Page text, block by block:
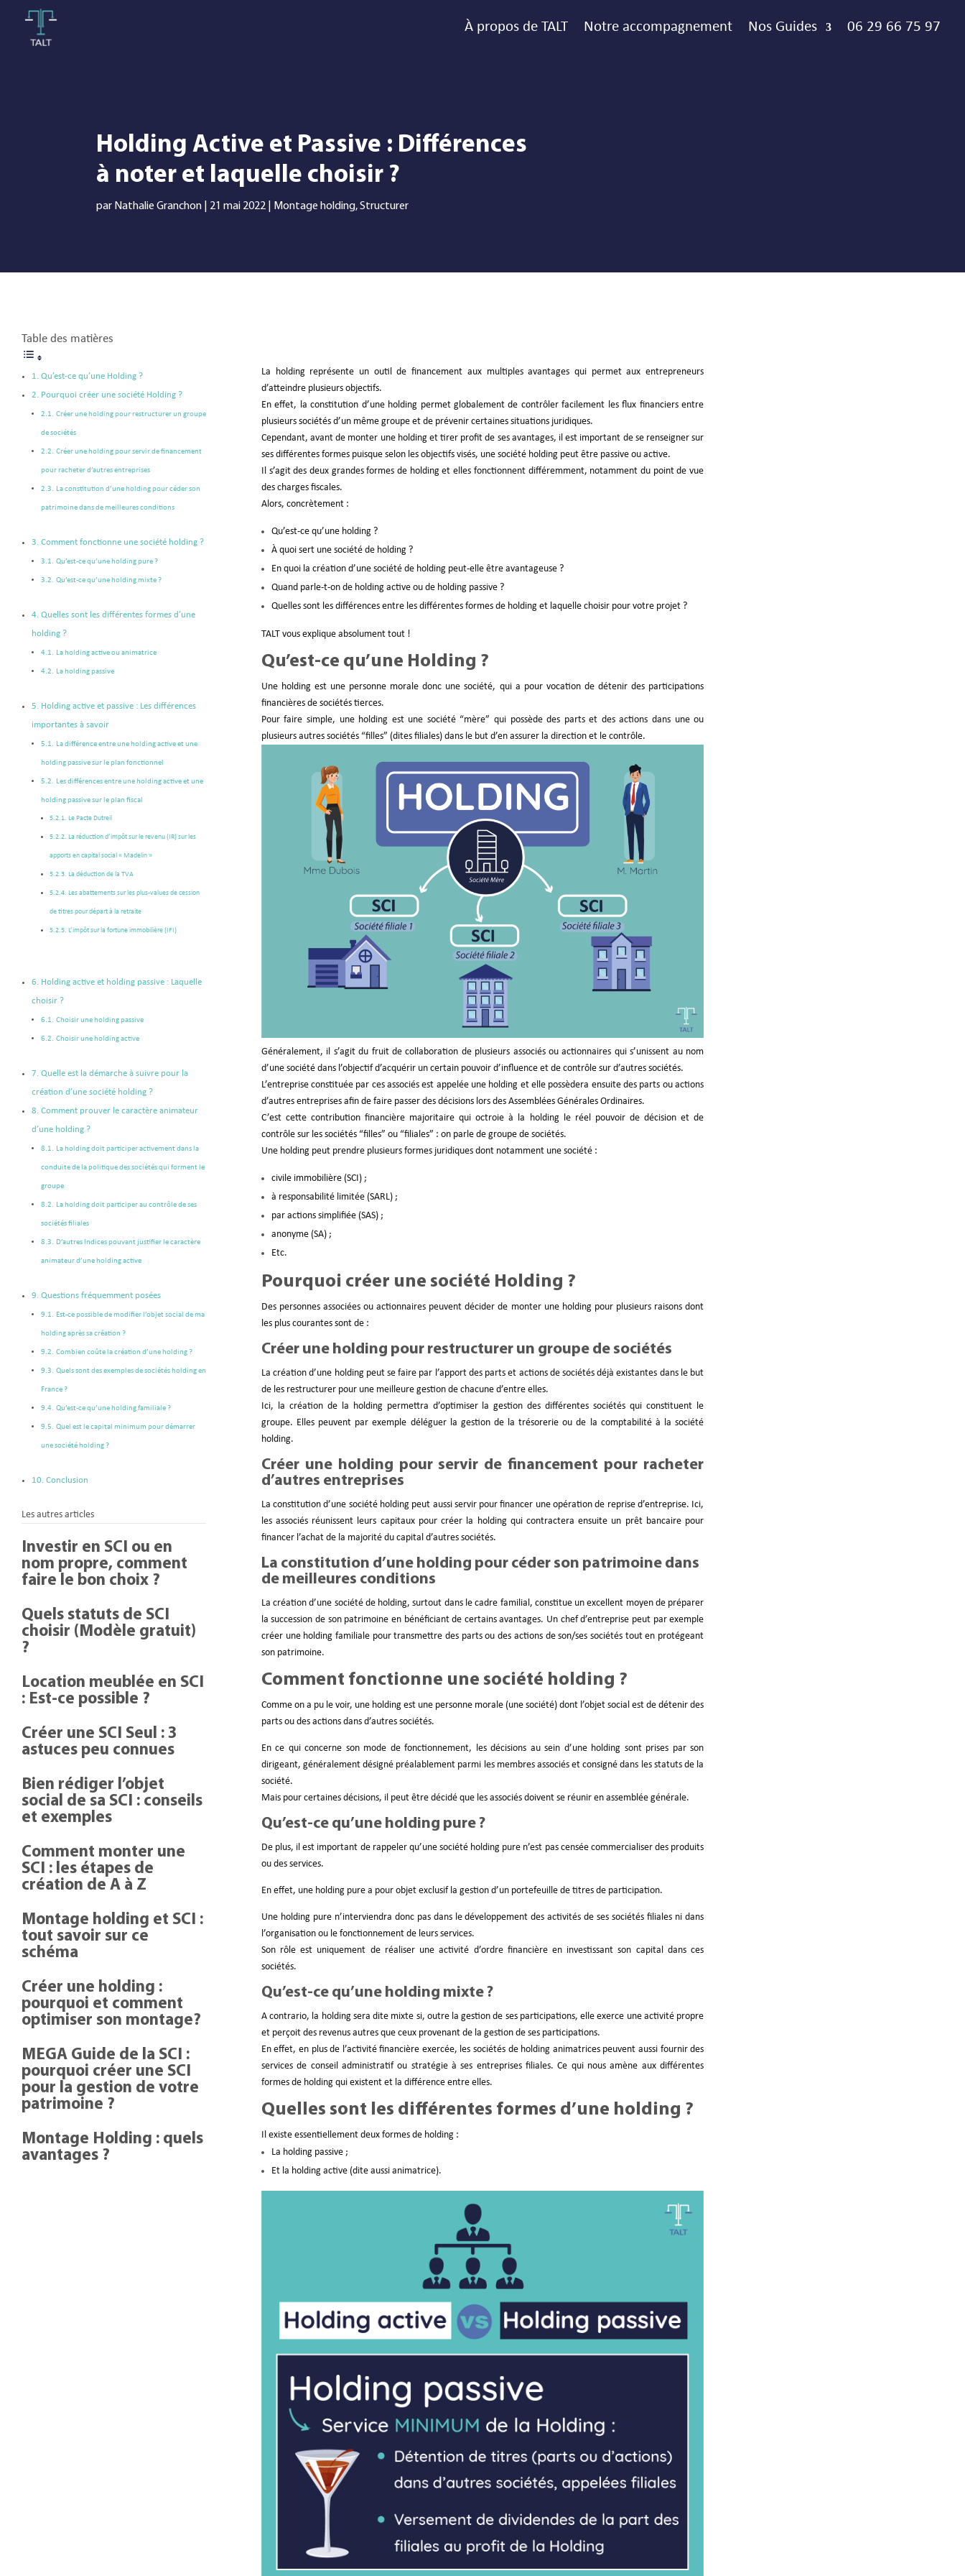
À propos de TALT Notre accompagnement Nos Guides 06 29 66 75 97
Holding Active et Passive : Différences
à noter et laquelle choisir ?
par Nathalie Granchon 21 mai 2022 Montage holding,Structurer
Table des matières
Qu’est-ce qu’une Holding ?
Pourquoi créer une société Holding ?
Créer une holding pour restructurer un groupe
de sociétés
Créer une holding pour servir de financement
pour racheter d’autres entreprises
La constitution d’une holding pour céder son
patrimoine dans de meilleures conditions
Comment fonctionne une société holding ?
Qu’est-ce qu’une holding pure ?
Qu’est-ce qu’une holding mixte ?
Quelles sont les différentes formes d’une
holding ?
La holding active ou animatrice
La holding passive
Holding active et passive : Les différences
importantes à savoir
La différence entre une holding active et une
holding passive sur le plan fonctionnel
Les différences entre une holding active et une
holding passive sur le plan fiscal
Le Pacte Dutreil
La réduction d’impôt sur le revenu (IR) sur les
apports en capital social « Madelin »
La déduction de la TVA
Les abattements sur les plus-values de cession
de titres pour départ à la retraite
L’impôt sur la fortune immobilière (IFI)
Holding active et holding passive : Laquelle
choisir ?
Choisir une holding passive
Choisir une holding active
Quelle est la démarche à suivre pour la
création d’une société holding ?
Comment prouver le caractère animateur
d’une holding ?
La holding doit participer activement dans la
conduite de la politique des sociétés qui forment le
groupe
La holding doit participer au contrôle de ses
sociétés filiales
D’autres Indices pouvant justifier le caractère
animateur d’une holding active
Questions fréquemment posées
Est-ce possible de modifier l’objet social de ma
holding après sa création ?
Combien coûte la création d’une holding ?
Quels sont des exemples de sociétés holding en
France ?
Qu’est-ce qu’une holding familiale ?
Quel est le capital minimum pour démarrer
une société holding ?
Conclusion
Les autres articles
Investir en SCI ou en
nom propre, comment
faire le bon choix ?
Quels statuts de SCI
choisir (Modèle gratuit)
?
Location meublée en SCI
: Est-ce possible ?
Créer une SCI Seul : 3
astuces peu connues
Bien rédiger l’objet
social de sa SCI : conseils
et exemples
Comment monter une
SCI : les étapes de
création de A à Z
Montage holding et SCI :
tout savoir sur ce
schéma
Créer une holding :
pourquoi et comment
optimiser son montage?
MEGA Guide de la SCI :
pourquoi créer une SCI
pour la gestion de votre
patrimoine ?
Montage Holding : quels
avantages ?
La holding représente un outil de financement aux multiples avantages qui permet aux entrepreneurs
d’atteindre plusieurs objectifs.
En effet, la constitution d’une holding permet globalement de contrôler facilement les flux financiers entre
plusieurs sociétés d’un même groupe et de prévenir certaines situations juridiques.
Cependant, avant de monter une holding et tirer profit de ses avantages, il est important de se renseigner sur
ses différentes formes puisque selon les objectifs visés, une société holding peut être passive ou active.
Il s’agit des deux grandes formes de holding et elles fonctionnent différemment, notamment du point de vue
des charges fiscales.
Alors, concrètement :
Qu’est-ce qu’une holding ?
À quoi sert une société de holding ?
En quoi la création d’une société de holding peut-elle être avantageuse ?
Quand parle-t-on de holding active ou de holding passive ?
Quelles sont les différences entre les différentes formes de holding et laquelle choisir pour votre projet ?
TALT vous explique absolument tout !
Qu’est-ce qu’une Holding ?
Une holding est une personne morale donc une société, qui a pour vocation de détenir des participations
financières de sociétés tierces.
Pour faire simple, une holding est une société “mère” qui possède des parts et des actions dans une ou
plusieurs autres sociétés “filles” (dites filiales) dans le but d’en assurer la direction et le contrôle.
Généralement, il s’agit du fruit de collaboration de plusieurs associés ou actionnaires qui s’unissent au nom
d’une société dans l’objectif d’acquérir un certain pouvoir d’influence et de contrôle sur d’autres sociétés.
L’entreprise constituée par ces associés est appelée une holding et elle possèdera ensuite des parts ou actions
d’autres entreprises afin de faire passer des décisions lors des Assemblées Générales Ordinaires.
C’est cette contribution financière majoritaire qui octroie à la holding le réel pouvoir de décision et de
contrôle sur les sociétés “filles” ou “filiales” : on parle de groupe de sociétés.
Une holding peut prendre plusieurs formes juridiques dont notamment une société :
civile immobilière (SCI) ;
à responsabilité limitée (SARL) ;
par actions simplifiée (SAS) ;
anonyme (SA) ;
Etc.
Pourquoi créer une société Holding ?
Des personnes associées ou actionnaires peuvent décider de monter une holding pour plusieurs raisons dont
les plus courantes sont de :
Créer une holding pour restructurer un groupe de sociétés
La création d’une holding peut se faire par l’apport des parts et actions de sociétés déjà existantes dans le but
de les restructurer pour une meilleure gestion de chacune d’entre elles.
Ici, la création de la holding permettra d’optimiser la gestion des différentes sociétés qui constituent le
groupe. Elles peuvent par exemple déléguer la gestion de la trésorerie ou de la comptabilité à la société
holding.
Créer une holding pour servir de financement pour racheter
d’autres entreprises
La constitution d’une société holding peut aussi servir pour financer une opération de reprise d’entreprise. Ici,
les associés réunissent leurs capitaux pour créer la holding qui contractera ensuite un prêt bancaire pour
financer l’achat de la majorité du capital d’autres sociétés.
La constitution d’une holding pour céder son patrimoine dans
de meilleures conditions
La création d’une société de holding, surtout dans le cadre familial, constitue un excellent moyen de préparer
la succession de son patrimoine en bénéficiant de certains avantages. Un chef d’entreprise peut par exemple
créer une holding familiale pour transmettre des parts ou des actions de son/ses sociétés tout en protégeant
son patrimoine.
Comment fonctionne une société holding ?
Comme on a pu le voir, une holding est une personne morale (une société) dont l’objet social est de détenir des
parts ou des actions dans d’autres sociétés.
En ce qui concerne son mode de fonctionnement, les décisions au sein d’une holding sont prises par son
dirigeant, généralement désigné préalablement parmi les membres associés et consigné dans les statuts de la
société.
Mais pour certaines décisions, il peut être décidé que les associés doivent se réunir en assemblée générale.
Qu’est-ce qu’une holding pure ?
De plus, il est important de rappeler qu’une société holding pure n’est pas censée commercialiser des produits
ou des services.
En effet, une holding pure a pour objet exclusif la gestion d’un portefeuille de titres de participation.
Une holding pure n’interviendra donc pas dans le développement des activités de ses sociétés filiales ni dans
l’organisation ou le fonctionnement de leurs services.
Son rôle est uniquement de réaliser une activité d’ordre financière en investissant son capital dans ces
sociétés.
Qu’est-ce qu’une holding mixte ?
A contrario, la holding sera dite mixte si, outre la gestion de ses participations, elle exerce une activité propre
et perçoit des revenus autres que ceux provenant de la gestion de ses participations.
En effet, en plus de l’activité financière exercée, les sociétés de holding animatrices peuvent aussi fournir des
services de conseil administratif ou stratégie à ses entreprises filiales. Ce qui nous amène aux différentes
formes de holding qui existent et la différence entre elles.
Quelles sont les différentes formes d’une holding ?
Il existe essentiellement deux formes de holding :
La holding passive ;
Et la holding active (dite aussi animatrice).